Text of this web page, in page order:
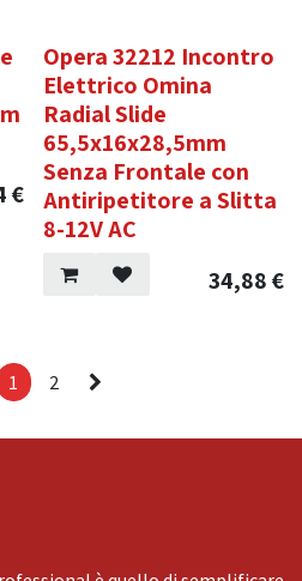
€
Opera 32212 Incontro
Elettrico Omina
Radial Slide
65,5x16x28,5mm
Senza Frontale con
Antiripetitore a Slitta
8-12V AC
34,88€
1 2